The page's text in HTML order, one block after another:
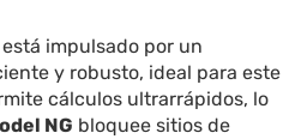
impulsado por un
y robusto, ideal para este
cálculos ultrarrápidos, lo
NG bloquee sitios de